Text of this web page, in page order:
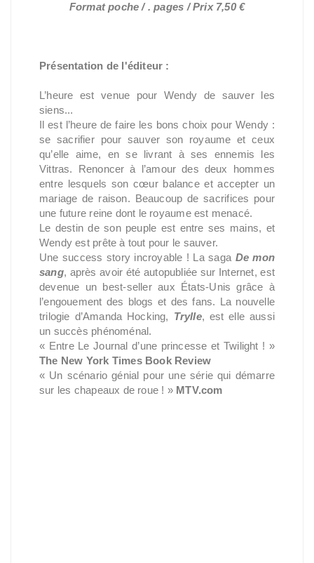
Format poche / . pages / Prix 7,50 €
Présentation de l'éditeur :
L’heure est venue pour Wendy de sauver les
siens...
Il est l’heure de faire les bons choix pour Wendy :
se sacrifier pour sauver son royaume et ceux
qu’elle aime, en se livrant à ses ennemis les
Vittras. Renoncer à l’amour des deux hommes
entre lesquels son cœur balance et accepter un
mariage de raison. Beaucoup de sacrifices pour
une future reine dont le royaume est menacé.
Le destin de son peuple est entre ses mains, et
Wendy est prête à tout pour le sauver.
Une success story incroyable ! La saga De mon
sang, après avoir été autopubliée sur Internet, est
devenue un best-seller aux États-Unis grâce à
l’engouement des blogs et des fans. La nouvelle
trilogie d’Amanda Hocking, Trylle, est elle aussi
un succès phénoménal.
« Entre Le Journal d’une princesse et Twilight ! »
The New York Times Book Review
« Un scénario génial pour une série qui démarre
sur les chapeaux de roue ! » MTV.com